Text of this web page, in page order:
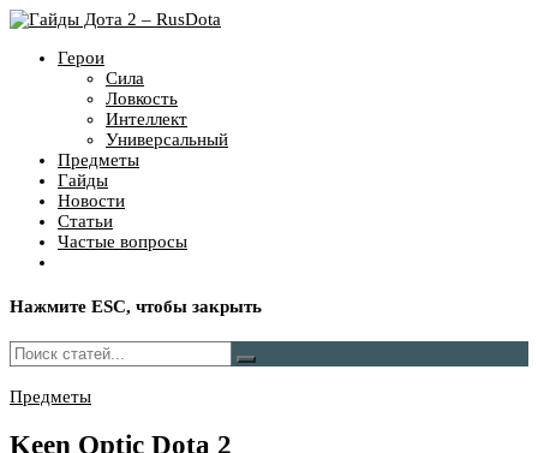
Герои
Сила
Ловкость
Интеллект
Универсальный
Предметы
Гайды
Новости
Статьи
Частые вопросы
Нажмите ESC, чтобы закрыть
Предметы
Keen Optic Dota 2